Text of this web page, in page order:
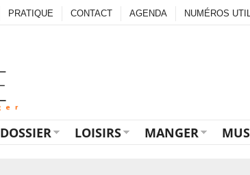
PRATIQUE CONTACT AGENDA NUMÉROS
DOSSIER LOISIRS MANGER